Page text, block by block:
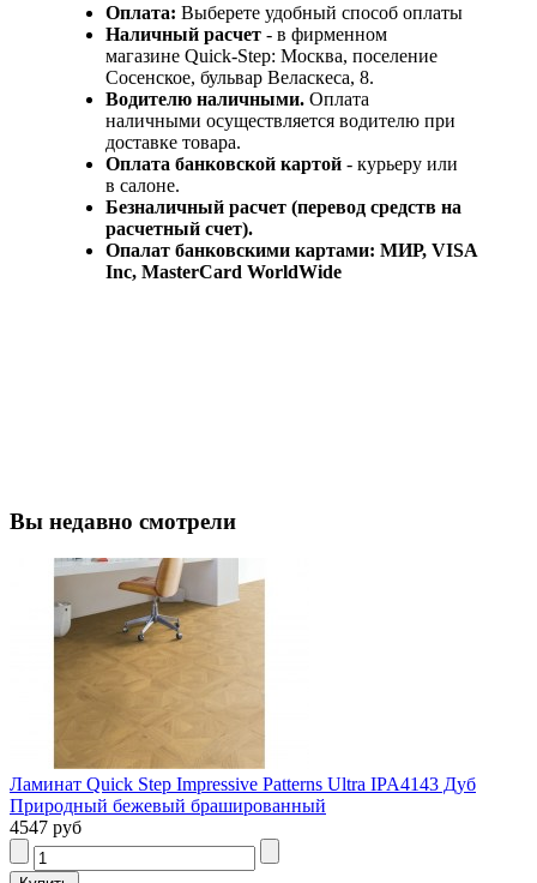
Оплата: Выберете удобный способ оплаты
Наличный расчет - в фирменном
магазине Quick-Step: Москва, поселение
Сосенское, бульвар Веласкеса, 8.
Водителю наличными. Оплата
наличными осуществляется водителю при
доставке товара.
Оплата банковской картой - курьеру или
в салоне.
Безналичный расчет (перевод средств на
расчетный счет).
Опалат банковскими картами: МИР, VISA
Inc, MasterCard WorldWide
Вы недавно смотрели
Ламинат Quick Step Impressive Patterns Ultra IPA4143 Дуб
Природный бежевый брашированный
4547 руб